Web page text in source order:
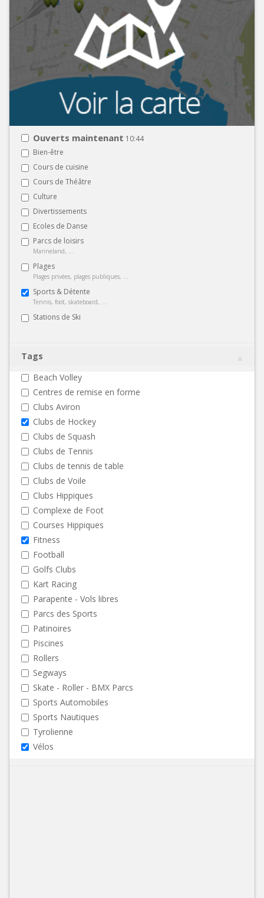
Ouverts maintenant 10:44
Bien-être
Cours de cuisine
Cours de Théâtre
Culture
Divertissements
Ecoles de Danse
Parcs de loisirs
Marineland, ...
Plages
Plages privées, plages publiques, ...
Sports & Détente
Tennis, foot, skateboard, ...
Stations de Ski
Tags
Beach Volley
Centres de remise en forme
Clubs Aviron
Clubs de Hockey
Clubs de Squash
Clubs de Tennis
Clubs de tennis de table
Clubs de Voile
Clubs Hippiques
Complexe de Foot
Courses Hippiques
Fitness
Football
Golfs Clubs
Kart Racing
Parapente - Vols libres
Parcs des Sports
Patinoires
Piscines
Rollers
Segways
Skate - Roller - BMX Parcs
Sports Automobiles
Sports Nautiques
Tyrolienne
Vélos